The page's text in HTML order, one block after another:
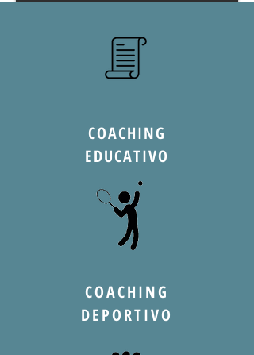
COACHING
EDUCATIVO
COACHING
DEPORTIVO